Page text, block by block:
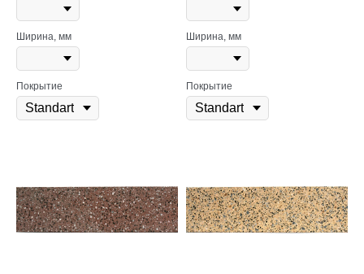
Ширина, мм
Покрытие
Ширина, мм
Покрытие